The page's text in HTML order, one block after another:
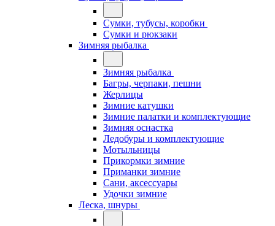
Сумки, тубусы, коробки
Сумки и рюкзаки
Зимняя рыбалка
Зимняя рыбалка
Багры, черпаки, пешни
Жерлицы
Зимние катушки
Зимние палатки и комплектующие
Зимняя оснастка
Ледобуры и комплектующие
Мотыльницы
Прикормки зимние
Приманки зимние
Сани, аксессуары
Удочки зимние
Леска, шнуры